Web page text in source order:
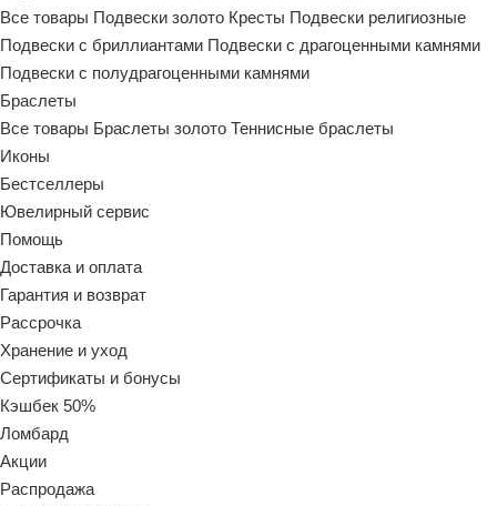
Все товары Подвески золото Кресты Подвески религиозные
Подвески с бриллиантами Подвески с драгоценными камнями
Подвески с полудрагоценными камнями
Браслеты
Все товары Браслеты золото Теннисные браслеты
Иконы
Бестселлеры
Ювелирный сервис
Помощь
Доставка и оплата
Гарантия и возврат
Рассрочка
Хранение и уход
Сертификаты и бонусы
Кэшбек 50%
Ломбард
Акции
Распродажа